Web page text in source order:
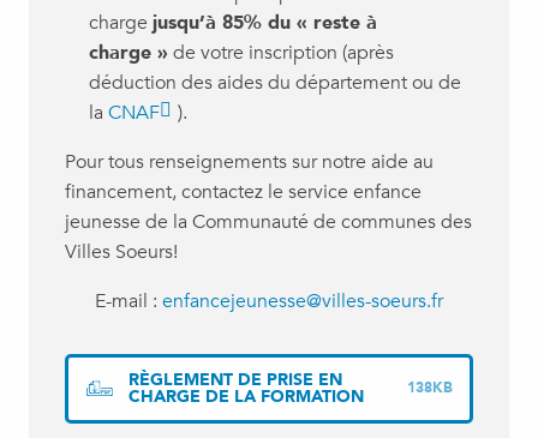
charge jusqu’à 85% du « reste à
charge » de votre inscription (après
déduction des aides du département ou de
la CNAF
).
Pour tous renseignements sur notre aide au
financement, contactez le service enfance
jeunesse de la Communauté de communes des
Villes Soeurs!
E-mail : enfancejeunesse@villes-soeurs.fr
RÈGLEMENT DE PRISE EN
CHARGE DE LA FORMATION 138KB